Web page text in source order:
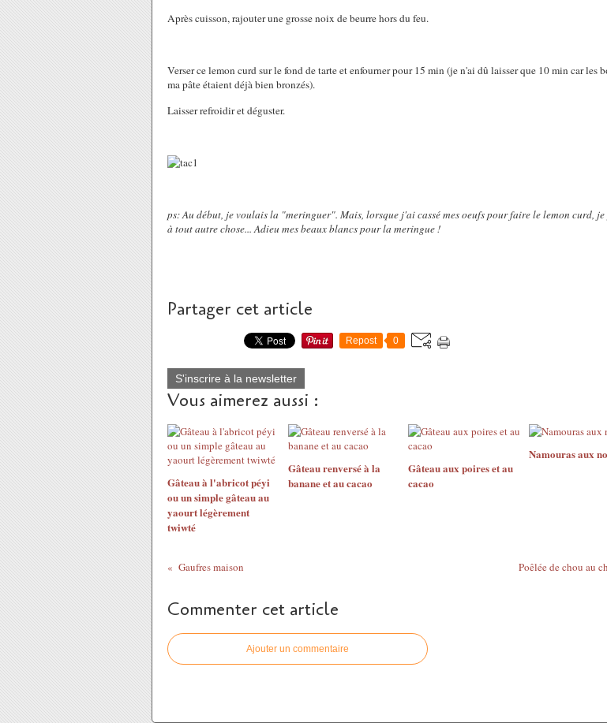
Après cuisson, rajouter une grosse noix de beurre hors du feu.
Verser ce lemon curd sur le fond de tarte et enfourner pour 15 min (je n'ai dû laisser que 10 min car les
ma pâte étaient déjà bien bronzés).
Laisser refroidir et déguster.
ps: Au début, je voulais la "meringuer". Mais, lorsque j'ai cassé mes oeufs pour faire le lemon curd, je
à tout autre chose... Adieu mes beaux blancs pour la meringue !
Partager cet article
Repost 0
S'inscrire à la newsletter
Vous aimerez aussi :
Gâteau à l'abricot péyi
ou un simple gâteau au
yaourt légèrement
twiwté
Gâteau renversé à la
banane et au cacao
Gâteau aux poires et au
cacao
Namouras aux
Gaufres maison Poêlée de chou au
Commenter cet article
Ajouter un commentaire